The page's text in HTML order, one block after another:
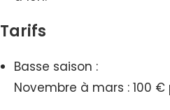
Tarifs
Basse saison :
Novembre à mars : 100 €